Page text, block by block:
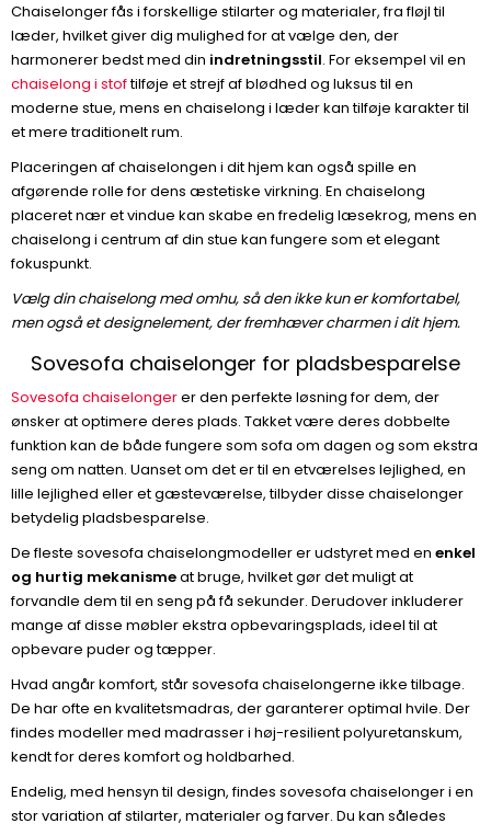
Chaiselonger fås i forskellige stilarter og materialer, fra fløjl til
læder, hvilket giver dig mulighed for at vælge den, der
harmonerer bedst med din indretningsstil. For eksempel vil en
chaiselong i stoftilføje et strejf af blødhed og luksus til en
moderne stue, mens en chaiselong i læder kan tilføje karakter til
et mere traditionelt rum.
Placeringen af chaiselongen i dit hjem kan også spille en
afgørende rolle for dens æstetiske virkning. En chaiselong
placeret nær et vindue kan skabe en fredelig læsekrog, mens en
chaiselong i centrum af din stue kan fungere som et elegant
fokuspunkt.
Vælg din chaiselong med omhu, så den ikke kun er komfortabel,
men også et designelement, der fremhæver charmen i dit hjem.
Sovesofa chaiselonger for pladsbesparelse
Sovesofa chaiselongerer den perfekte løsning for dem, der
ønsker at optimere deres plads. Takket være deres dobbelte
funktion kan de både fungere som sofa om dagen og som ekstra
seng om natten. Uanset om det er til en etværelses lejlighed, en
lille lejlighed eller et gæsteværelse, tilbyder disse chaiselonger
betydelig pladsbesparelse.
De fleste sovesofa chaiselongmodeller er udstyret med en enkel
og hurtig mekanismeat bruge, hvilket gør det muligt at
forvandle dem til en seng på få sekunder. Derudover inkluderer
mange af disse møbler ekstra opbevaringsplads, ideel til at
opbevare puder og tæpper.
Hvad angår komfort, står sovesofa chaiselongerne ikke tilbage.
De har ofte en kvalitetsmadras, der garanterer optimal hvile. Der
findes modeller med madrasser i høj-resilient polyuretanskum,
kendt for deres komfort og holdbarhed.
Endelig, med hensyn til design, findes sovesofa chaiselonger i en
stor variation af stilarter, materialer og farver. Du kan således